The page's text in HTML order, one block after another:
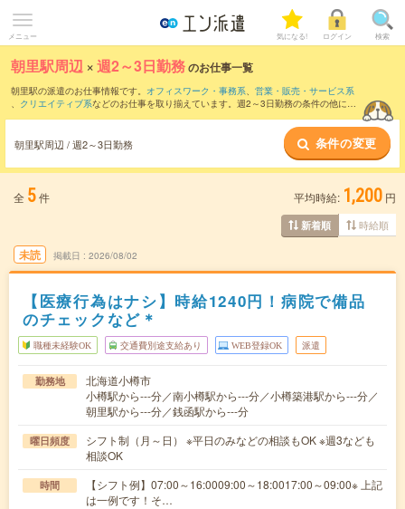
メニュー 気になる! ログイン 検索
朝里駅周辺 ×週2～3日勤務のお仕事一覧
朝里駅の派遣のお仕事情報です。 オフィスワーク・事務系、 営業・販売・サービス系
、 クリエイティブ系などのお仕事を取り揃えています。週2～3日勤務の条件の他に、
朝里駅周辺 / 週2～3日勤務 条件の変更
全 5件 平均時給: 1,200 円
新着順 時給順
未読 掲載日 2026/08/02
【医療行為はナシ】時給1240円！病院で備品
のチェックなど＊
職種未経験OK 交通費別途支給あり WEB登録OK 派遣
勤務地
北海道小樽市
小樽駅から---分／南小樽駅から---分／小樽築港駅から---分／
朝里駅から---分／銭函駅から---分
曜日頻度
シフト制（月～日） ※平日のみなどの相談もOK ※週3なども
相談OK
時間
【シフト例】07:00～16:0009:00～18:0017:00～09:00※ 上記
は一例です！そ…